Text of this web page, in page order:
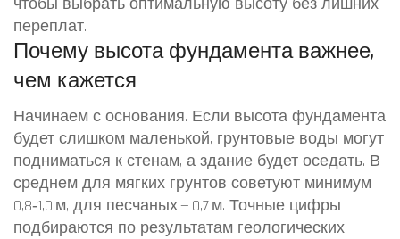
переплат.
Почему высота фундамента важнее,
чем кажется
Начинаем с основания. Если высота фундамента
будет слишком маленькой, грунтовые воды могут
подниматься к стенам, а здание будет оседать. В
среднем для мягких грунтов советуют минимум
0,8‑1,0 м, для песчаных — 0,7 м. Точные цифры
подбираются по результатам геологических